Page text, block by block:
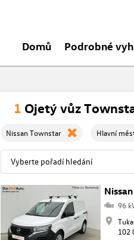
Domů Podrobné
1 Ojetý vůz
Nissan Townstar Hlavní
96
102